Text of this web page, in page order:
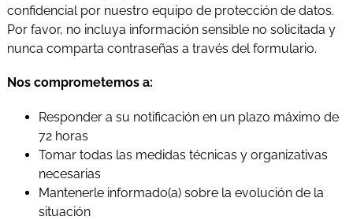
confidencial por nuestro equipo de protección de datos.
Por favor, no incluya información sensible no solicitada y
nunca comparta contraseñas a través del formulario.
Nos comprometemos a:
Responder a su notificación en un plazo máximo de
72 horas
Tomar todas las medidas técnicas y organizativas
necesarias
Mantenerle informado(a) sobre la evolución de la
situación